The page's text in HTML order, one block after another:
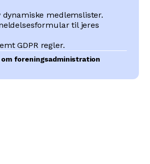
dynamiske medlemslister.
til jeres
GDPR regler.
foreningsadministration